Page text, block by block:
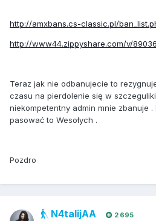
http://amxbans.cs-classic.pl/
http://www44.zippyshare.com/v/
Teraz jak nie odbanujecie to
czasu na pierdolenie się w
niekompetentny admin mnie zbanuje
pasować to Wesołych .
Pozdro
N4talijAA 2 695